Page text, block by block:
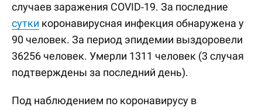
случаев заражения COVID-19. За последние
сутки коронавирусная инфекция обнаружена у
90 человек. За период эпидемии выздоровели
36256 человек. Умерли 1311 человек (3 случая
подтверждены за последний день).
Под наблюдением по коронавирусу в